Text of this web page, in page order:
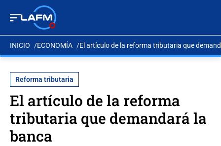
INICIO ECONOMÍA El artículo de la reforma tributaria que
Reforma tributaria
El artículo de la reforma
tributaria que demandará la
banca